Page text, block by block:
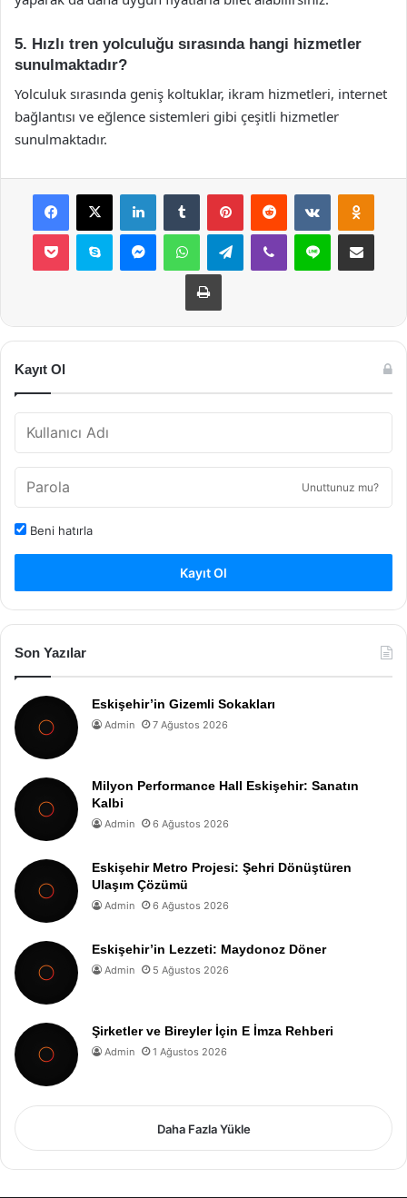
5. Hızlı tren yolculuğu sırasında hangi hizmetler
sunulmaktadır?
Yolculuk sırasında geniş koltuklar, ikram hizmetleri, internet
bağlantısı ve eğlence sistemleri gibi çeşitli hizmetler
sunulmaktadır.
Facebook
X LinkedInTumblr PinterestReddit VKontakte
Pocket Skype MessengerWhatsAppTelegramViber Line E-Posta ile
Yazdır
Kayıt Ol
Unuttunuz mu?
Beni hatırla
Kayıt Ol
Son Yazılar
Eskişehir’in Gizemli Sokakları
Admin 7 Ağustos 2026
Milyon Performance Hall Eskişehir: Sanatın
Kalbi
Admin 6 Ağustos 2026
Eskişehir Metro Projesi: Şehri Dönüştüren
Ulaşım Çözümü
Admin 6 Ağustos 2026
Eskişehir’in Lezzeti: Maydonoz Döner
Admin 5 Ağustos 2026
Şirketler ve Bireyler İçin E İmza Rehberi
Admin 1 Ağustos 2026
Daha Fazla Yükle